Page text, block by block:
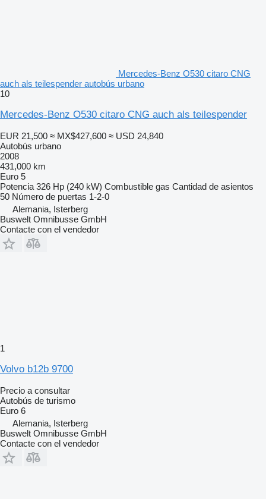
Mercedes-Benz O530 citaro CNG
auch als teilespender autobús urbano
10
Mercedes-Benz O530 citaro CNG auch als teilespender
EUR 21,500 ≈ MX$427,600 ≈ USD 24,840
Autobús urbano
2008
431,000 km
Euro 5
Potencia 326 Hp (240 kW) Combustible gas Cantidad de asientos
50 Número de puertas 1-2-0
Alemania, Isterberg
Buswelt Omnibusse GmbH
Contacte con el vendedor
1
Volvo b12b 9700
Precio a consultar
Autobús de turismo
Euro 6
Alemania, Isterberg
Buswelt Omnibusse GmbH
Contacte con el vendedor